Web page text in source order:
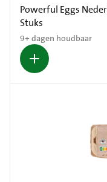
Powerful Eggs
Stuks
9+ dagen houdbaar